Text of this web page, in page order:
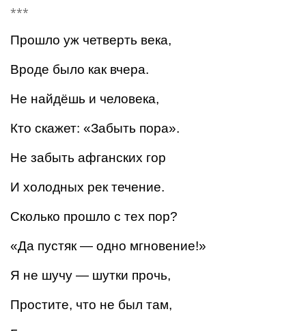
***
Прошло уж четверть века,
Вроде было как вчера.
Не найдёшь и человека,
Кто скажет: «Забыть пора».
Не забыть афганских гор
И холодных рек течение.
Сколько прошло с тех пор?
«Да пустяк — одно мгновение!»
Я не шучу — шутки прочь,
Простите, что не был там,